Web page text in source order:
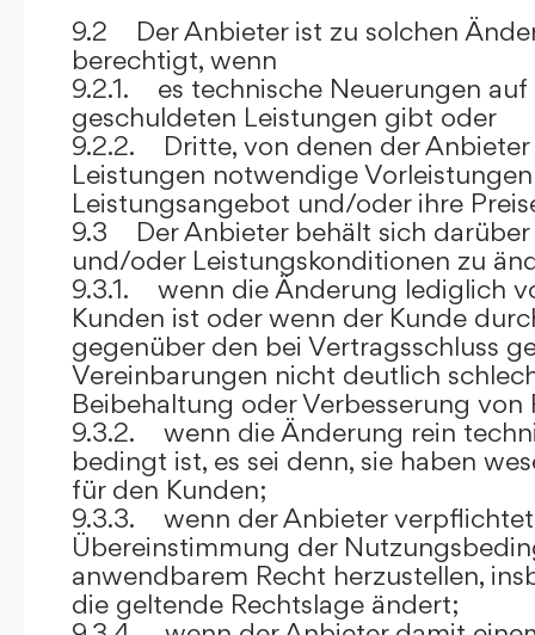
9.2 Der Anbieter ist zu solchen
berechtigt, wenn
9.2.1. es technische Neuerungen
geschuldeten Leistungen gibt oder
9.2.2. Dritte, von denen der Anbieter
Leistungen notwendige
Leistungsangebot und/oder ihre
9.3 Der Anbieter behält sich darüber
und/oder Leistungskonditionen zu
9.3.1. wenn die Änderung lediglich
Kunden ist oder wenn der Kunde
gegenüber den bei Vertragsschluss
Vereinbarungen nicht deutlich
Beibehaltung oder Verbesserung
9.3.2. wenn die Änderung rein
bedingt ist, es sei denn, sie haben
für den Kunden;
9.3.3. wenn der Anbieter verpflichtet
Übereinstimmung der
anwendbarem Recht herzustellen,
die geltende Rechtslage ändert;